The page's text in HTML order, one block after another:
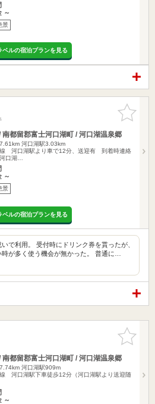
～
景
ベルの宿泊プランを見る
お気に入
りに追加
南都留郡富士河口湖町 / 河口湖温泉郷
河口湖駅3.03km
河口湖駅より車で12分、送迎有 到着時連絡
口湖…
～
景
ベルの宿泊プランを見る
で利用。 受付時にドリンク券を貰ったが、
が多く使う機会が無かった。 普通に…
お気に入
りに追加
南都留郡富士河口湖町 / 河口湖温泉郷
河口湖駅909m
河口湖駅下車徒歩12分（河口湖駅より送迎随
～